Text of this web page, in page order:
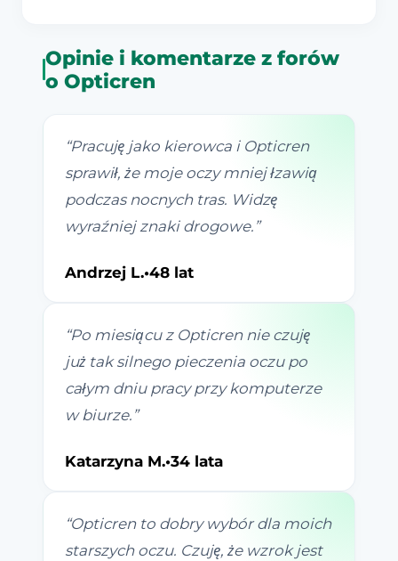
Opinie i komentarze z forów
o Opticren
“Pracuję jako kierowca i Opticren
sprawił, że moje oczy mniej łzawią
podczas nocnych tras. Widzę
wyraźniej znaki drogowe. ”
Andrzej L.•48 lat
“Po miesiącu z Opticren nie czuję
już tak silnego pieczenia oczu po
całym dniu pracy przy komputerze
w biurze. ”
Katarzyna M.•34 lata
“Opticren to dobry wybór dla moich
starszych oczu. Czuję, że wzrok jest